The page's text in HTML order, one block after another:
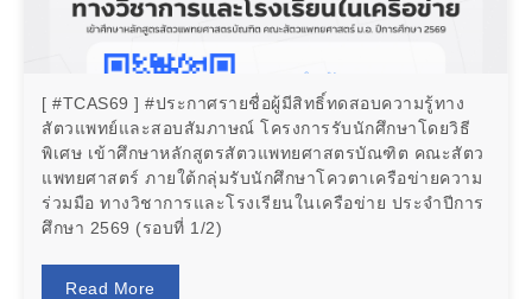
[ #TCAS69 ] #ประกาศรายชื่อผู้มีสิทธิ์ทดสอบความรู้ทาง
สัตวแพทย์และสอบสัมภาษณ์ โครงการรับนักศึกษาโดยวิธี
พิเศษ เข้าศึกษาหลักสูตรสัตวแพทยศาสตรบัณฑิต คณะสัตว
แพทยศาสตร์ ภายใต้กลุ่มรับนักศึกษาโควตาเครือข่ายความ
ร่วมมือ ทางวิชาการและโรงเรียนในเครือข่าย ประจำปีการ
ศึกษา 2569 (รอบที่ 1/2)
Read More